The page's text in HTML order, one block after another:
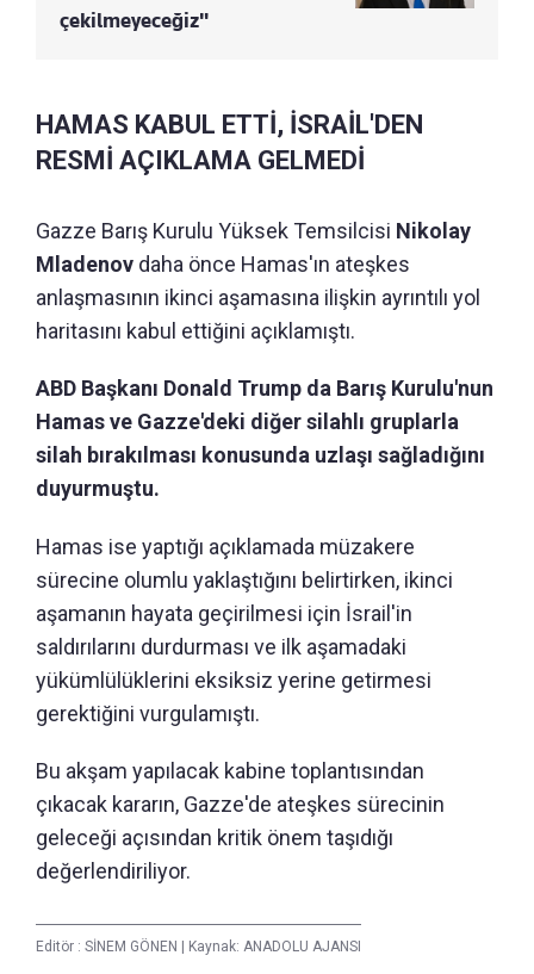
çekilmeyeceğiz"
HAMAS KABUL ETTİ, İSRAİL'DEN
RESMİ AÇIKLAMA GELMEDİ
Gazze Barış Kurulu Yüksek Temsilcisi Nikolay
Mladenov daha önce Hamas'ın ateşkes
anlaşmasının ikinci aşamasına ilişkin ayrıntılı yol
haritasını kabul ettiğini açıklamıştı.
ABD Başkanı Donald Trump da Barış Kurulu'nun
Hamas ve Gazze'deki diğer silahlı gruplarla
silah bırakılması konusunda uzlaşı sağladığını
duyurmuştu.
Hamas ise yaptığı açıklamada müzakere
sürecine olumlu yaklaştığını belirtirken, ikinci
aşamanın hayata geçirilmesi için İsrail'in
saldırılarını durdurması ve ilk aşamadaki
yükümlülüklerini eksiksiz yerine getirmesi
gerektiğini vurgulamıştı.
Bu akşam yapılacak kabine toplantısından
çıkacak kararın, Gazze'de ateşkes sürecinin
geleceği açısından kritik önem taşıdığı
değerlendiriliyor.
Editör : SİNEM GÖNEN Kaynak: ANADOLU AJANSI